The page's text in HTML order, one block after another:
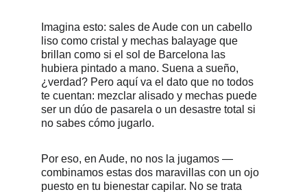
Imagina esto: sales de Aude con un cabello
liso como cristal y mechas balayage que
brillan como si el sol de Barcelona las
hubiera pintado a mano. Suena a sueño,
¿verdad? Pero aquí va el dato que no todos
te cuentan: mezclar alisado y mechas puede
ser un dúo de pasarela o un desastre total si
no sabes cómo jugarlo.
Por eso, en Aude, no nos la jugamos —
combinamos estas dos maravillas con un ojo
puesto en tu bienestar capilar. No se trata